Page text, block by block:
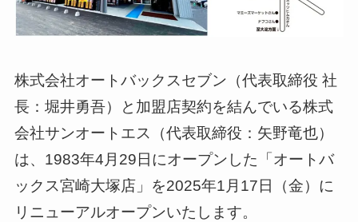
株式会社オートバックスセブン（代表取締役 社
長：堀井勇吾）と加盟店契約を結んでいる株式
会社サンオートエス（代表取締役：矢野竜也）
は、1983年4月29日にオープンした「オートバ
ックス宮崎大塚店」を2025年1月17日（金）に
リニューアルオープンいたします。